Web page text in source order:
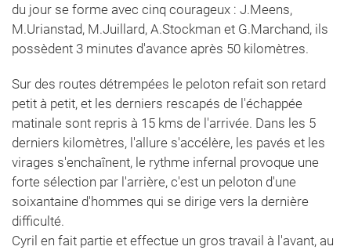
du jour se forme avec cinq courageux : J.Meens,
M.Urianstad, M.Juillard, A.Stockman et G.Marchand, ils
possèdent 3 minutes d'avance après 50 kilomètres.
Sur des routes détrempées le peloton refait son retard
petit à petit, et les derniers rescapés de l'échappée
matinale sont repris à 15 kms de l'arrivée. Dans les 5
derniers kilomètres, l'allure s'accélère, les pavés et les
virages s'enchaînent, le rythme infernal provoque une
forte sélection par l'arrière, c'est un peloton d'une
soixantaine d'hommes qui se dirige vers la dernière
difficulté.
Cyril en fait partie et effectue un gros travail à l'avant, au